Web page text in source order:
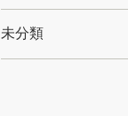
未分類